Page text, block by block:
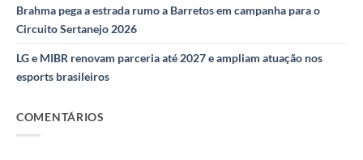
Brahma pega a estrada rumo a Barretos em campanha para o
Circuito Sertanejo 2026
LG e MIBR renovam parceria até 2027 e ampliam atuação nos
esports brasileiros
COMENTÁRIOS